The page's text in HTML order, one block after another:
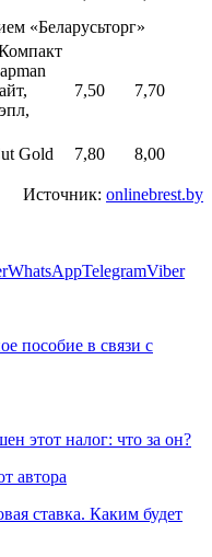
«Беларусьторг»
7,50 7,70
Gold 7,80 8,00
Источник: onlinebrest.by
WhatsAppTelegramViber
пособие в связи с
этот налог: что за он?
автора
ставка. Каким будет